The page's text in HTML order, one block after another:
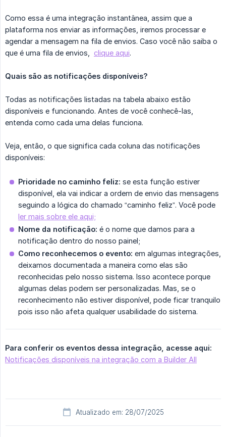
Como essa é uma integração instantânea, assim que a
plataforma nos enviar as informações, iremos processar e
agendar a mensagem na fila de envios. Caso você não saiba o
que é uma fila de envios, clique aqui.
Quais são as notificações disponíveis?
Todas as notificações listadas na tabela abaixo estão
disponíveis e funcionando. Antes de você conhecê-las,
entenda como cada uma delas funciona.
Veja, então, o que significa cada coluna das notificações
disponíveis:
Prioridade no caminho feliz: se esta função estiver
disponível, ela vai indicar a ordem de envio das mensagens
seguindo a lógica do chamado “caminho feliz”. Você pode
ler mais sobre ele aqui;
Nome da notificação: é o nome que damos para a
notificação dentro do nosso painel;
Como reconhecemos o evento: em algumas integrações,
deixamos documentada a maneira como elas são
reconhecidas pelo nosso sistema. Isso acontece porque
algumas delas podem ser personalizadas. Mas, se o
reconhecimento não estiver disponível, pode ficar tranquilo
pois isso não afeta qualquer usabilidade do sistema.
Para conferir os eventos dessa integração, acesse aqui:
Notificações disponíveis na integração com a Builder All
Atualizado em: 28/07/2025